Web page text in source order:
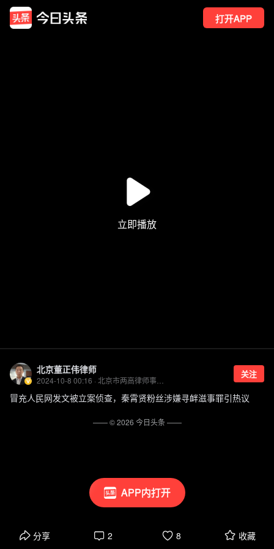
打开APP
APP内打开
北京董正伟律师 关注
冒充人民网发文被立案侦查，秦霄贤粉丝涉嫌寻衅滋事罪引热议
分享 2 8 收藏
—— ©2026 今日头条——